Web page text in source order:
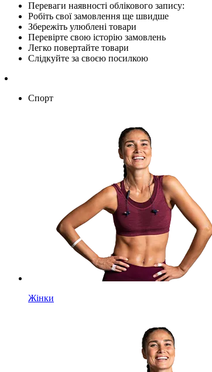
Переваги наявності облікового запису:
Робіть свої замовлення ще швидше
Збережіть улюблені товари
Перевірте свою історію замовлень
Легко повертайте товари
Слідкуйте за своєю посилкою
Спорт
Жінки